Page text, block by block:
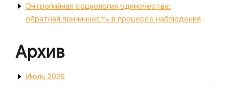
Энтропийная социология одиночества:
обратная причинность в процессе наблюдения
Архив
Июль 2026